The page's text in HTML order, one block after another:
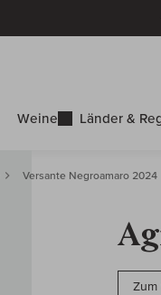
Weine Länder &
Versante Negroamaro 2024
Zum